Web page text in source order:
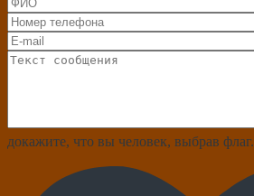
докажите, что вы человек, выбрав флаг.